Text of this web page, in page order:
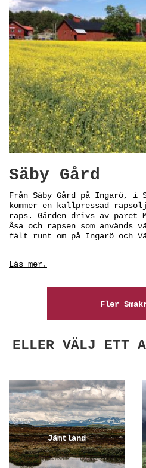
Säby Gård
Från Säby Gård på Ingarö, i
kommer en kallpressad
raps. Gården drivs av paret
Åsa och rapsen som används
fält runt om på Ingarö och
Läs mer.
Fler
ELLER VÄLJ ETT
Jämtland